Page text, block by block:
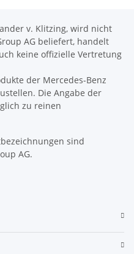
v. Klitzing, wird nicht
AG beliefert, handelt
keine offizielle Vertretung
der Mercedes-Benz
Die Angabe der
zu reinen
sind
AG.